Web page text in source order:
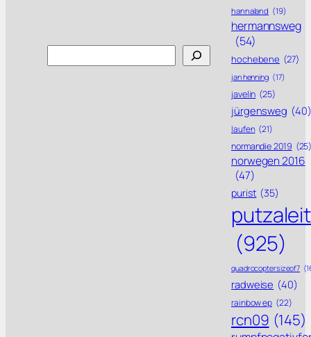
hannaland (19)
hermannsweg
(54)
hochebene (27)
jan henning (17)
javelin (25)
jürgensweg (40)
laufen (21)
normandie 2019
norwegen 2016
(47)
purist (35)
putzaleit
(925)
quadrocoptersizeof7
radweise (40)
rainbow ep (22)
rcn09 (145)